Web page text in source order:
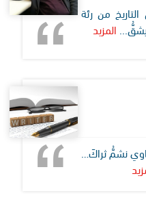
من رئة
المزيد
نشمُّ ثراكَ…